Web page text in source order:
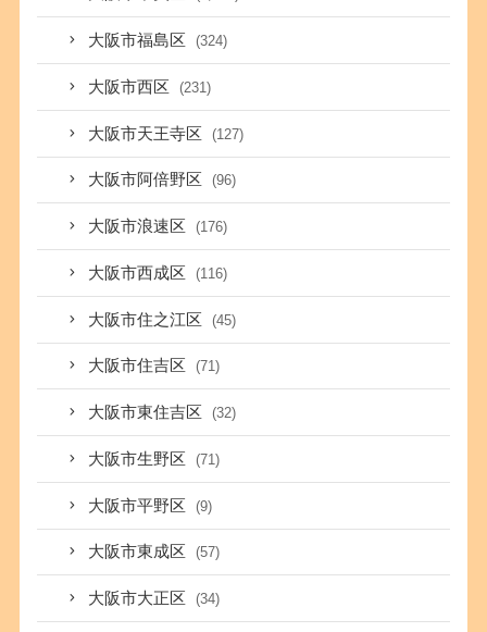
大阪市福島区 (324)
大阪市西区 (231)
大阪市天王寺区 (127)
大阪市阿倍野区 (96)
大阪市浪速区 (176)
大阪市西成区 (116)
大阪市住之江区 (45)
大阪市住吉区 (71)
大阪市東住吉区 (32)
大阪市生野区 (71)
大阪市平野区 (9)
大阪市東成区 (57)
大阪市大正区 (34)